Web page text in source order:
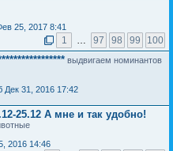
25, 2017 8:41
1 … 97 98 99 100
выдвигаем номинантов
Дек 31, 2016 17:42
25.12 А мне и так удобно!
2016 14:46